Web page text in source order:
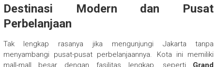
Destinasi Modern dan Pusat
Perbelanjaan
Tak lengkap rasanya jika mengunjungi Jakarta tanpa
menyambangi pusat-pusat perbelanjaannya. Kota ini memiliki